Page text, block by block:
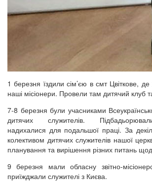
1 березня їздили сім’єю в смт Цвіткове,
наші місіонери. Провели там дитячий клуб
7-8 березня були учасниками
дитячих служителів.
надихалися для подальшої праці. За
колективом дитячих служителів нашої
планування та вирішення різних питань
9 березня мали обласну звітно-
приїжджали служителі з Києва.